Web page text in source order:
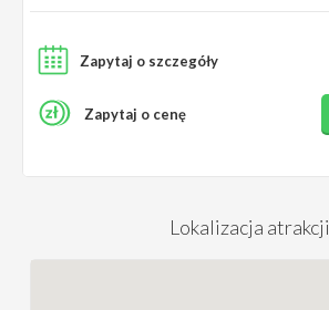
Zapytaj o szczegóły
Zapytaj o cenę
Lokalizacja atrakcji